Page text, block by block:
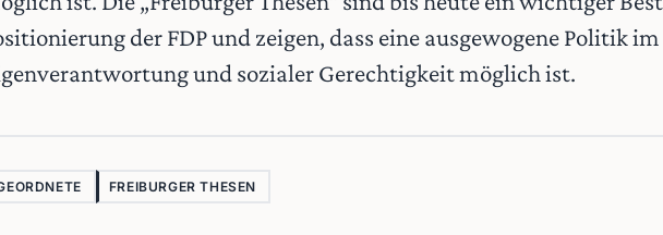
der FDP und zeigen, dass eine ausgewogene Politik
und sozialer Gerechtigkeit möglich ist.
FREIBURGER THESEN